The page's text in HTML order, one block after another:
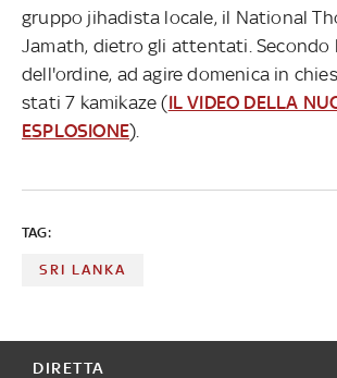
gruppo jihadista locale, il National
Jamath, dietro gli attentati. Secondo
dell'ordine, ad agire domenica in
stati 7 kamikaze (IL VIDEO DELLA
ESPLOSIONE).
TAG:
SRI LANKA
DIRETTA